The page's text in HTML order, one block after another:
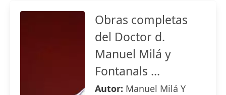
Obras completas
del Doctor d.
Manuel Milá y
Fontanals ...
Autor: Manuel Milá Y